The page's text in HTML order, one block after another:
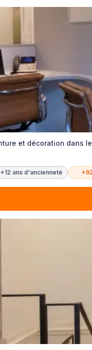
et décoration dans
+12 ans d'ancienneté